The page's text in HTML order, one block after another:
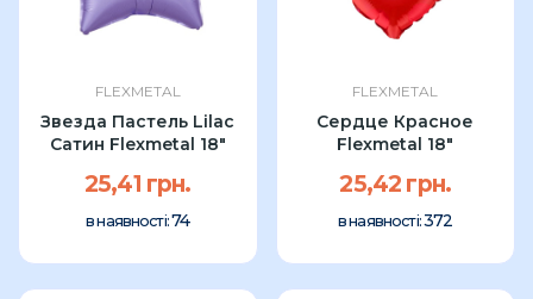
FLEXMETAL
Звезда Пастель Lilac
Сатин Flexmetal 18"
25,41 грн.
в наявності:74
FLEXMETAL
Сердце Красное
Flexmetal 18"
25,42 грн.
в наявності:372